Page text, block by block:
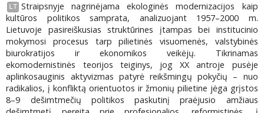
LT Straipsnyje nagrinėjama ekologinės modernizacijos kaip
kultūros politikos samprata, analizuojant 1957–2000 m.
Lietuvoje pasireiškusias struktūrines įtampas bei institucinio
mokymosi procesus tarp pilietinės visuomenės, valstybinės
biurokratijos ir ekonomikos veikėjų. Tikrinamas
ekomodernistinės teorijos teiginys, jog XX antroje pusėje
aplinkosauginis aktyvizmas patyrė reikšmingų pokyčių – nuo
radikalios, į konfliktą orientuotos ir žmonių pilietine jėga grįstos
8–9 dešimtmečių politikos paskutinį praėjusio amžiaus